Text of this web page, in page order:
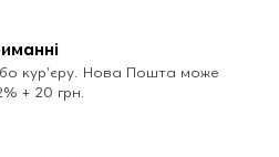
кур’єру. Нова Пошта може
+ 20 грн.